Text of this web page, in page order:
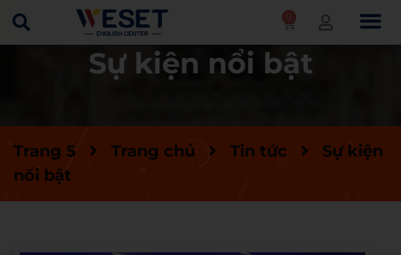
0
Sự kiện nổi bật
Trang 5 Trang chủ Tin tức
Sự kiện
nổi bật